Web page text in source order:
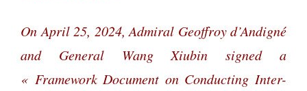
On April 25, 2024, Admiral Geoffroy d’Andigné
and General Wang Xiubin signed a
« Framework Document on Conducting Inter-